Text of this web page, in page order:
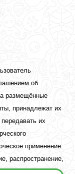
об
размещённые
принадлежат их
их
применение
распространение,
наличии